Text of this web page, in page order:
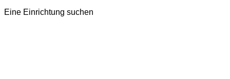
Eine Einrichtung suchen